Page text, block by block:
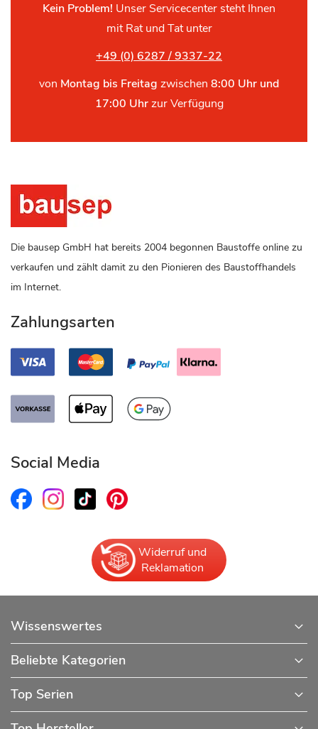
Kein Problem! Unser Servicecenter steht Ihnen
mit Rat und Tat unter
+49 (0) 6287 / 9337-22
von Montag bis Freitag zwischen 8:00 Uhr und
17:00 Uhrzur Verfügung
Die bausep GmbH hat bereits 2004 begonnen Baustoffe online zu
verkaufen und zählt damit zu den Pionieren des Baustoffhandels
im Internet.
Zahlungsarten
Social Media
Widerruf und
Reklamation
Wissenswertes
Beliebte Kategorien
Top Serien